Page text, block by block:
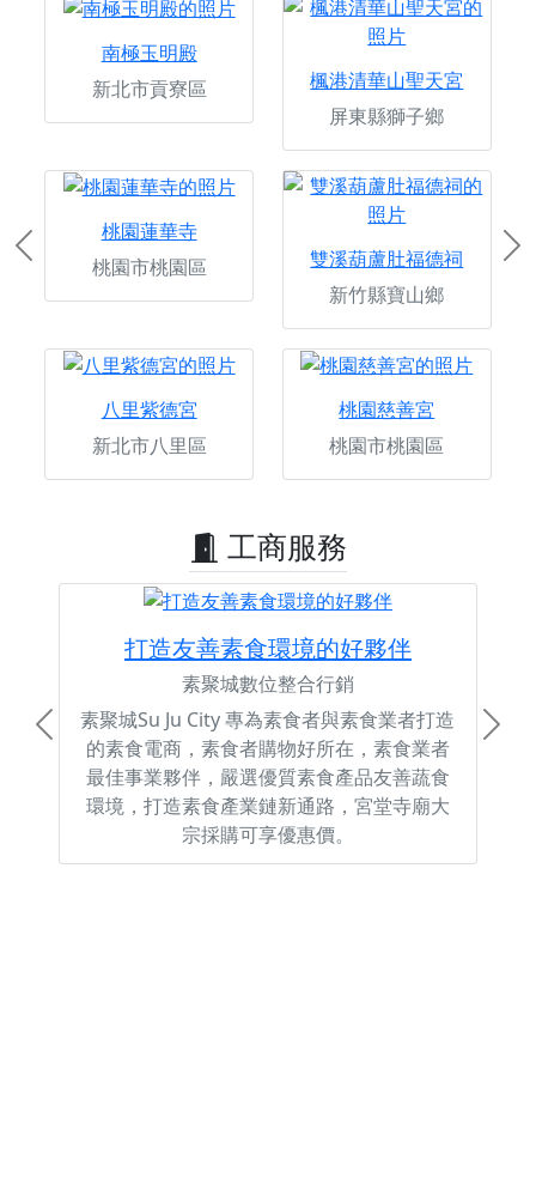
南極玉明殿
新北市貢寮區
楓港清華山聖天宮
屏東縣獅子鄉
桃園蓮華寺
桃園市桃園區
雙溪葫蘆肚福德祠
新竹縣寶山鄉
八里紫德宮
新北市八里區
桃園慈善宮
桃園市桃園區
Previous
工商服務
打造友善素食環境的好夥伴
素聚城數位整合行銷
素聚城Su Ju City 專為素食者與素食業者打造
的素食電商，素食者購物好所在，素食業者
最佳事業夥伴，嚴選優質素食產品友善蔬食
環境，打造素食產業鏈新通路，宮堂寺廟大
宗採購可享優惠價。
Previous Next